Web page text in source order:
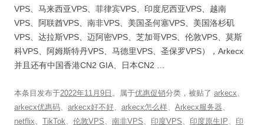
VPS、马来西亚VPS、菲律宾VPS、印度尼西亚VPS、越南
VPS、阿联酋VPS、南非VPS、美国圣何塞VPS、美国洛杉矶
VPS、达拉斯VPS、迈阿密VPS、芝加哥VPS、伦敦VPS、莫斯
科VPS、阿姆斯特丹VPS、马德里VPS、圣保罗VPS），Arkecx
并且还有中国香港CN2 GIA、日本CN2 …
本条目发布于2022年11月9日 。属于优惠促销分类，被贴了 arkecx、
arkecx优惠码、 arkecx好不好、 arkecx怎么样、 Arkecx服务器、
netflix、 TikTok、 伦敦VPS、 南非VPS、 印度VPS、 印度原生IP、 印